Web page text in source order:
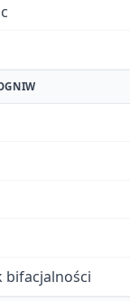
bifacjalności